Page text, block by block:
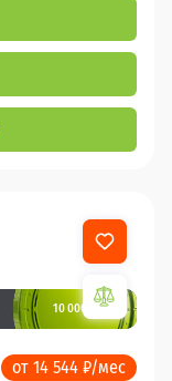
10 000 баллов
от 14 544 ₽/мес